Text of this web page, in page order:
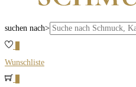
suchen nach>
Wunschliste